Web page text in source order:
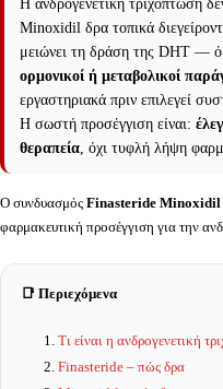
Η ανδρογενετική τριχόπτωση
Minoxidil δρα τοπικά
μειώνει τη δράση της DHT —
ορμονικοί ή μεταβολικοί
εργαστηριακά πριν επιλεγεί
Η σωστή προσέγγιση είναι:
θεραπεία, όχι τυφλή λήψη
Ο συνδυασμός Finasteride Minoxidil
φαρμακευτική προσέγγιση για την
📑 Περιεχόμενα
Τι είναι η ανδρογενετική
Finasteride – πώς δρα